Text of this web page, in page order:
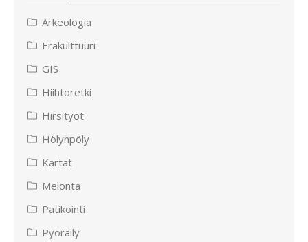
Arkeologia
Eräkulttuuri
GIS
Hiihtoretki
Hirsityöt
Hölynpöly
Kartat
Melonta
Patikointi
Pyöräily